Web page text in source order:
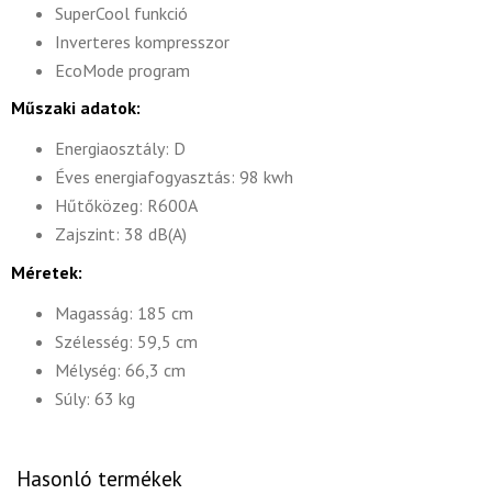
SuperCool funkció
Inverteres kompresszor
EcoMode program
Műszaki adatok:
Energiaosztály: D
Éves energiafogyasztás: 98 kwh
Hűtőközeg: R600A
Zajszint: 38 dB(A)
Méretek:
Magasság: 185 cm
Szélesség: 59,5 cm
Mélység: 66,3 cm
Súly: 63 kg
Hasonló termékek